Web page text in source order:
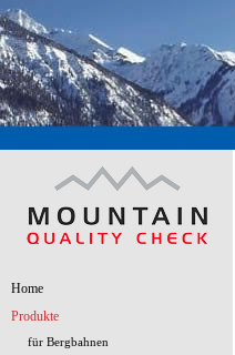
Home
Produkte
für Bergbahnen